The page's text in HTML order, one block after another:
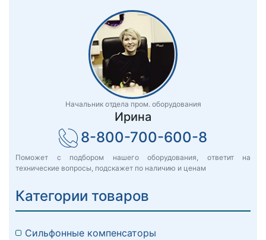
Начальник отдела пром. оборудования
Ирина
8-800-700-600-8
Поможет с подбором нашего оборудования, ответит на
технические вопросы, подскажет по наличию и ценам
Категории товаров
Сильфонные компенсаторы